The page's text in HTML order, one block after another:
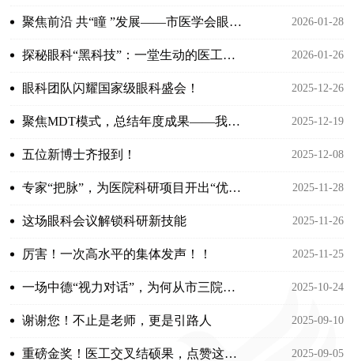
聚焦前沿 共“瞳 ”发展——市医学会眼科学分会学术年会圆满举办 2026-01-28
探秘眼科“黑科技”：一堂生动的医工融合实践课 ! 2026-01-26
眼科团队闪耀国家级眼科盛会！ 2025-12-26
聚焦MDT模式，总结年度成果——我院甲状腺眼病诊疗中心召开首次年终总结会 2025-12-19
五位新博士齐报到！ 2025-12-08
专家“把脉”，为医院科研项目开出“优化方” 2025-11-28
这场眼科会议解锁科研新技能 2025-11-26
厉害！一次高水平的集体发声！！ 2025-11-25
一场中德“视力对话”，为何从市三院开始？ 2025-10-24
谢谢您！不止是老师，更是引路人 2025-09-10
重磅金奖！医工交叉结硕果，点赞这支优秀团队！！ 2025-09-05